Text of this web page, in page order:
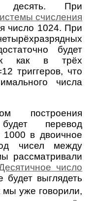
десять. При
счисления
число 1024. При
будет
как в трёх
триггеров, что
числа
построения
перевод
в двоичное
чисел между
рассматривали
число
выглядеть
мы уже говорили,